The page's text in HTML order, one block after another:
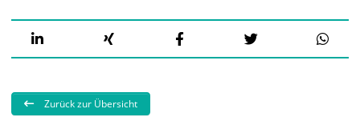
Zurück zur Übersicht